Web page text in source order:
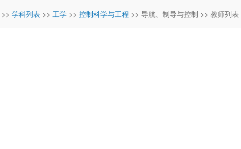
>> 学科列表 >> 工学 >> 控制科学与工程 >> 导航、制导与控制 >> 教师列表